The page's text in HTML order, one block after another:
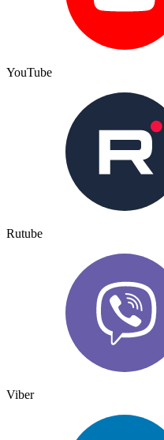
YouTube
Rutube
Viber